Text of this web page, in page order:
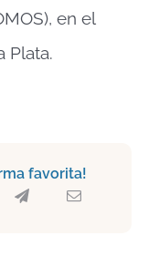
en el
Plata.
favorita!